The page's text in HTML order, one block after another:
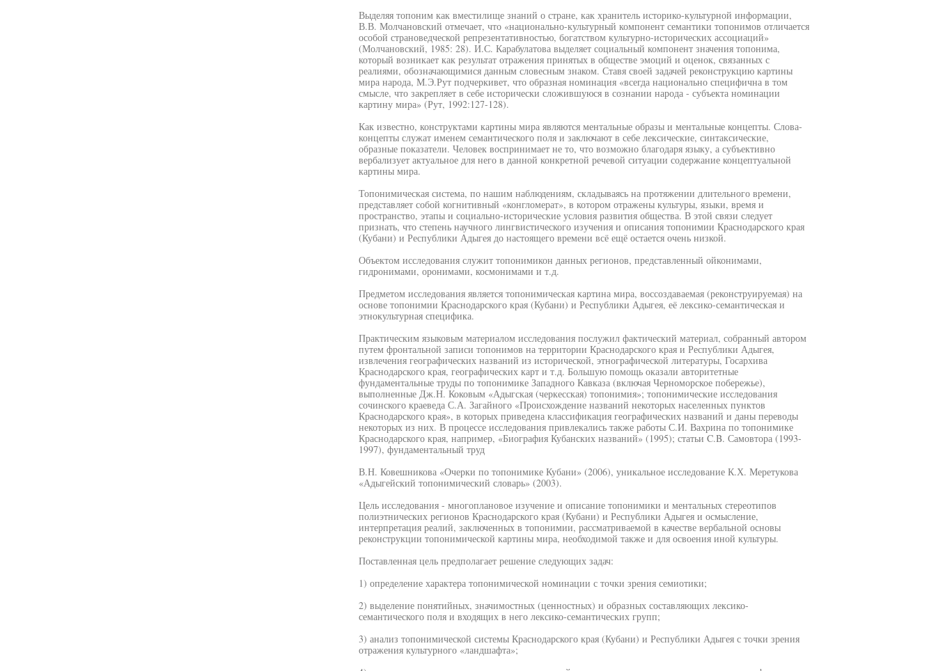
Выделяя топоним как вместилище знаний о стране, как хранитель историко-культурной информации,
В.В. Молчановский отмечает, что «национально-культурный компонент семантики топонимов отличается
особой страноведческой репрезентативностью, богатством культурно-исторических ассоциаций»
(Молчановский, 1985: 28). И.С. Карабулатова выделяет социальный компонент значения топонима,
который возникает как результат отражения принятых в обществе эмоций и оценок, связанных с
реалиями, обозначающимися данным словесным знаком. Ставя своей задачей реконструкцию картины
мира народа, М.Э.Рут подчеркивет, что образная номинация «всегда национально специфична в том
смысле, что закрепляет в себе исторически сложившуюся в сознании народа - субъекта номинации
картину мира» (Рут, 1992:127-128).
Как известно, конструктами картины мира являются ментальные образы и ментальные концепты. Слова-
концепты служат именем семантического поля и заключают в себе лексические, синтаксические,
образные показатели. Человек воспринимает не то, что возможно благодаря языку, а субъективно
вербализует актуальное для него в данной конкретной речевой ситуации содержание концептуальной
картины мира.
Топонимическая система, по нашим наблюдениям, складываясь на протяжении длительного времени,
представляет собой когнитивный «конгломерат», в котором отражены культуры, языки, время и
пространство, этапы и социально-исторические условия развития общества. В этой связи следует
признать, что степень научного лингвистического изучения и описания топонимии Краснодарского края
(Кубани) и Республики Адыгея до настоящего времени всё ещё остается очень низкой.
Объектом исследования служит топонимикон данных регионов, представленный ойконимами,
гидронимами, оронимами, космонимами и т.д.
Предметом исследования является топонимическая картина мира, воссоздаваемая (реконструируемая) на
основе топонимии Краснодарского края (Кубани) и Республики Адыгея, её лексико-семантическая и
этнокультурная специфика.
Практическим языковым материалом исследования послужил фактический материал, собранный автором
путем фронтальной записи топонимов на территории Краснодарского края и Республики Адыгея,
извлечения географических названий из исторической, этнографической литературы, Госархива
Краснодарского края, географических карт и т.д. Большую помощь оказали авторитетные
фундаментальные труды по топонимике Западного Кавказа (включая Черноморское побережье),
выполненные Дж.Н. Коковым «Адыгская (черкесская) топонимия»; топонимические исследования
сочинского краеведа С.А. Загайного «Происхождение названий некоторых населенных пунктов
Краснодарского края», в которых приведена классификация географических названий и даны переводы
некоторых из них. В процессе исследования привлекались также работы С.И. Вахрина по топонимике
Краснодарского края, например, «Биография Кубанских названий» (1995); статьи C.B. Самовтора (1993-
1997), фундаментальный труд
В.Н. Ковешникова «Очерки по топонимике Кубани» (2006), уникальное исследование К.Х. Меретукова
«Адыгейский топонимический словарь» (2003).
Цель исследования - многоплановое изучение и описание топонимики и ментальных стереотипов
полиэтнических регионов Краснодарского края (Кубани) и Республики Адыгея и осмысление,
интерпретация реалий, заключенных в топонимии, рассматриваемой в качестве вербальной основы
реконструкции топонимической картины мира, необходимой также и для освоения иной культуры.
Поставленная цель предполагает решение следующих задач:
1) определение характера топонимической номинации с точки зрения семиотики;
2) выделение понятийных, значимостных (ценностных) и образных составляющих лексико-
семантического поля и входящих в него лексико-семантических групп;
3) анализ топонимической системы Краснодарского края (Кубани) и Республики Адыгея с точки зрения
отражения культурного «ландшафта»;